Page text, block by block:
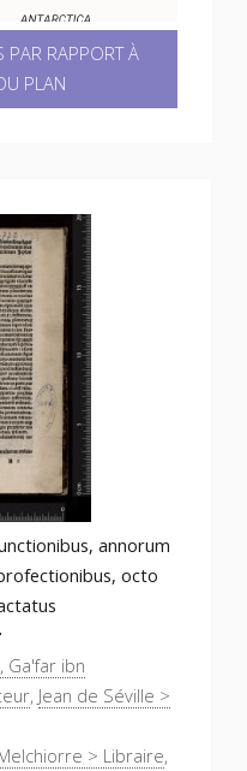
PAR RAPPORT À
PLAN
annorum
octo
Ga'far ibn
, Jean de Séville >
> Libraire,